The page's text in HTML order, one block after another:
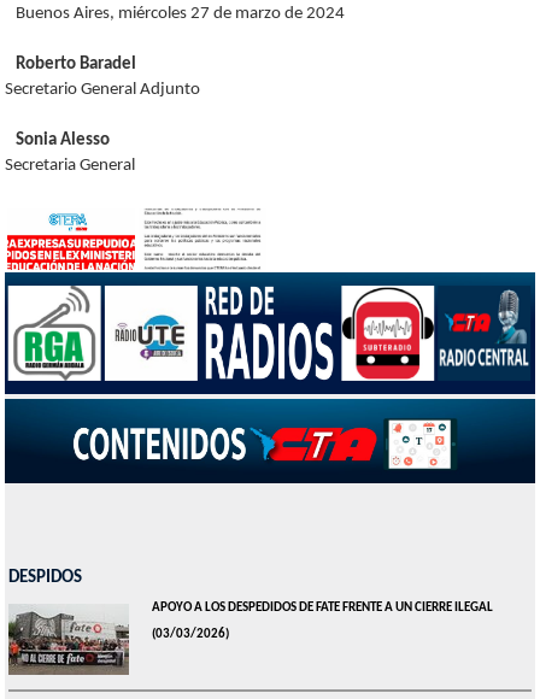
Buenos Aires, miércoles 27 de marzo de 2024
Roberto Baradel
Secretario General Adjunto
Sonia Alesso
Secretaria General
DESPIDOS
APOYO A LOS DESPEDIDOS DE FATE FRENTE A UN CIERRE ILEGAL
(03/03/2026)